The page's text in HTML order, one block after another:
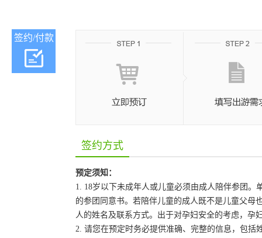
签约/付款
签约方式
预定须知：
1. 18岁以下未成年人或儿童必须由成人陪伴参团
的参团同意书。若陪伴儿童的成人既不是儿童父母
人的姓名及联系方式。出于对孕妇安全的考虑，孕
2. 请您在预定时务必提供准确、完整的信息，包